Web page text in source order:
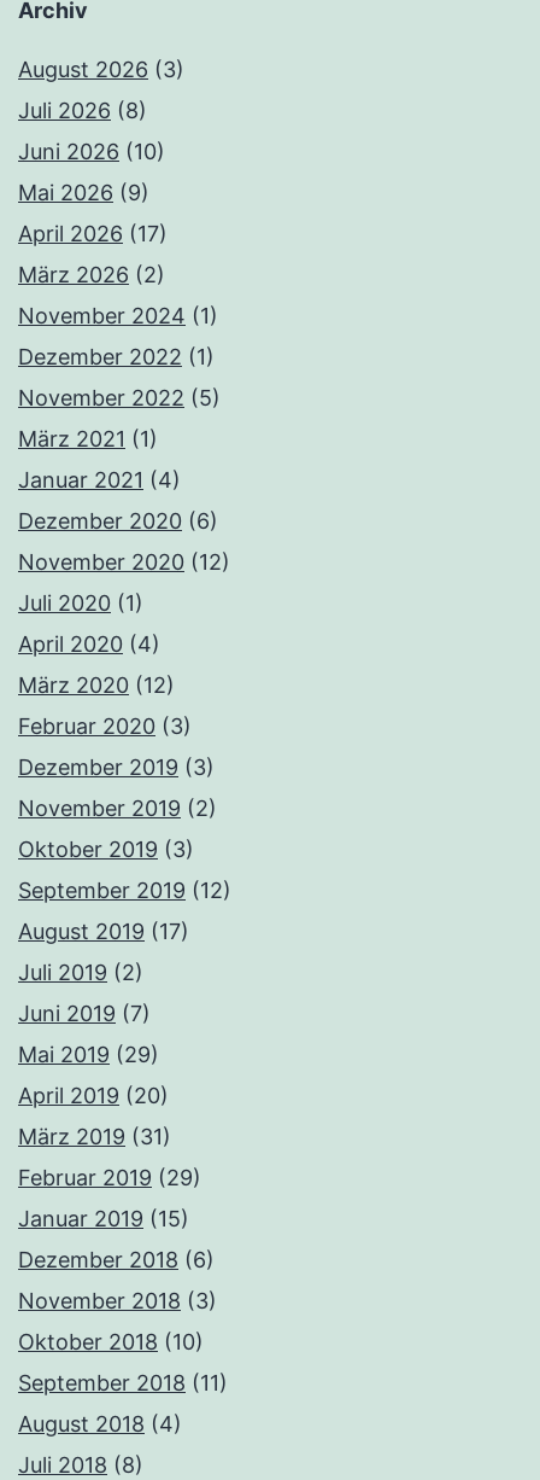
Archiv
August 2026 (3)
Juli 2026 (8)
Juni 2026 (10)
Mai 2026 (9)
April 2026 (17)
März 2026 (2)
November 2024 (1)
Dezember 2022 (1)
November 2022 (5)
März 2021 (1)
Januar 2021 (4)
Dezember 2020 (6)
November 2020 (12)
Juli 2020 (1)
April 2020 (4)
März 2020 (12)
Februar 2020 (3)
Dezember 2019 (3)
November 2019 (2)
Oktober 2019 (3)
September 2019 (12)
August 2019 (17)
Juli 2019 (2)
Juni 2019 (7)
Mai 2019 (29)
April 2019 (20)
März 2019 (31)
Februar 2019 (29)
Januar 2019 (15)
Dezember 2018 (6)
November 2018 (3)
Oktober 2018 (10)
September 2018 (11)
August 2018 (4)
Juli 2018 (8)